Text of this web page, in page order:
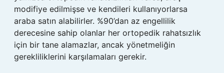
modifiye edilmişse ve kendileri kullanıyorlarsa
araba satın alabilirler. %90’dan az engellilik
derecesine sahip olanlar her ortopedik rahatsızlık
için bir tane alamazlar, ancak yönetmeliğin
gerekliliklerini karşılamaları gerekir.